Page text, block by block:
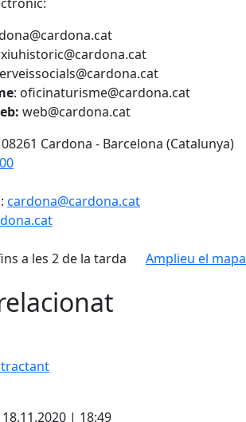
: oficinaturisme@cardona.cat
web@cardona.cat
Cardona - Barcelona (Catalunya)
cardona@cardona.cat
a les 2 de la tarda
Amplieu el mapa
| 18:49